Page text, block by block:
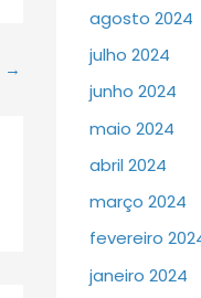
→
agosto 2024
julho 2024
junho 2024
maio 2024
abril 2024
março 2024
fevereiro
janeiro 2024